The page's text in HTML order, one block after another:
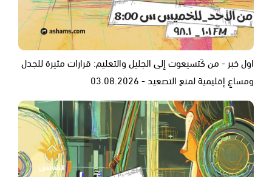
اول خبر - من كَتسيعوت إلى الجليل والتعليم: قرارات مثيرة للجدل
ومساعٍ إقليمية لمنع التصعيد - 03.08.2026